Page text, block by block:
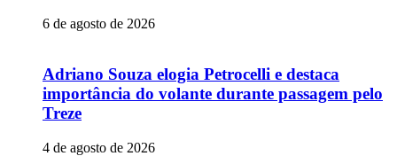
6 de agosto de 2026
Adriano Souza elogia Petrocelli e destaca
importância do volante durante passagem pelo
Treze
4 de agosto de 2026